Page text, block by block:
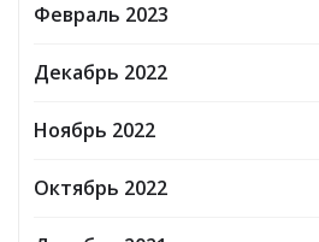
Февраль 2023
Декабрь 2022
Ноябрь 2022
Октябрь 2022